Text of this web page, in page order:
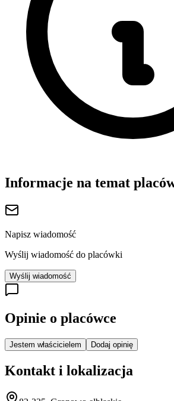
Informacje na temat
Napisz wiadomość
Wyślij wiadomość do placówki
Wyślij wiadomość
Opinie o placówce
Jestem właścicielem Dodaj opinię
Kontakt i lokalizacja